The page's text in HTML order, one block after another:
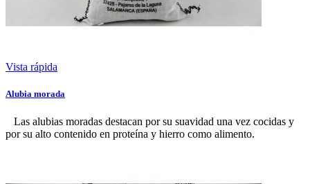
Vista rápida
Alubia morada
Las alubias moradas destacan por su suavidad una vez cocidas y
por su alto contenido en proteína y hierro como alimento.